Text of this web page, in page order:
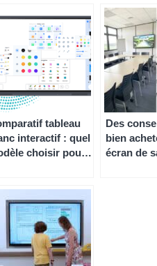
tableau
interactif : quel
choisir pour
Des
bien
écran de